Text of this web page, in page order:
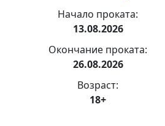
Начало проката:
13.08.2026
Окончание проката:
26.08.2026
Возраст:
18+